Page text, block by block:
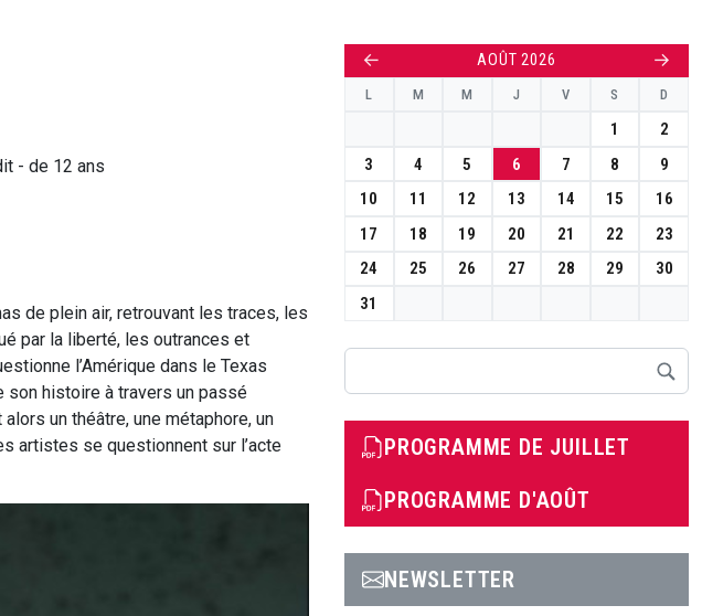
- de 12 ans
de plein air, retrouvant les traces, les
par la liberté, les outrances et
l’Amérique dans le Texas
son histoire à travers un passé
un théâtre, une métaphore, un
artistes se questionnent sur l’acte
← AOÛT 2026 →
L M M J V S D
1
2
3
4 5 6 7 8
9
10
11 12 13 14 15
16
17
18 19 20 21 22
23
24
25 26 27 28 29
30
31
PROGRAMME DE JUILLET
PROGRAMME D'AOÛT
NEWSLETTER